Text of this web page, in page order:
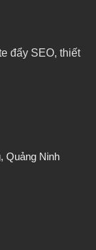
đẩy SEO, thiết
Quảng Ninh